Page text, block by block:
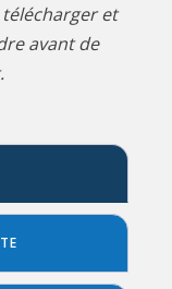
et
avant de